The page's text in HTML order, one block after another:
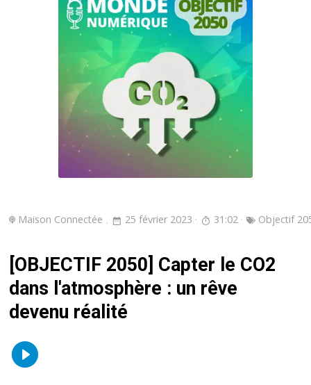
Maison Connectée 25 février 2023 31:02 Objectif
[OBJECTIF 2050] Capter le CO2
dans l'atmosphère : un rêve
devenu réalité